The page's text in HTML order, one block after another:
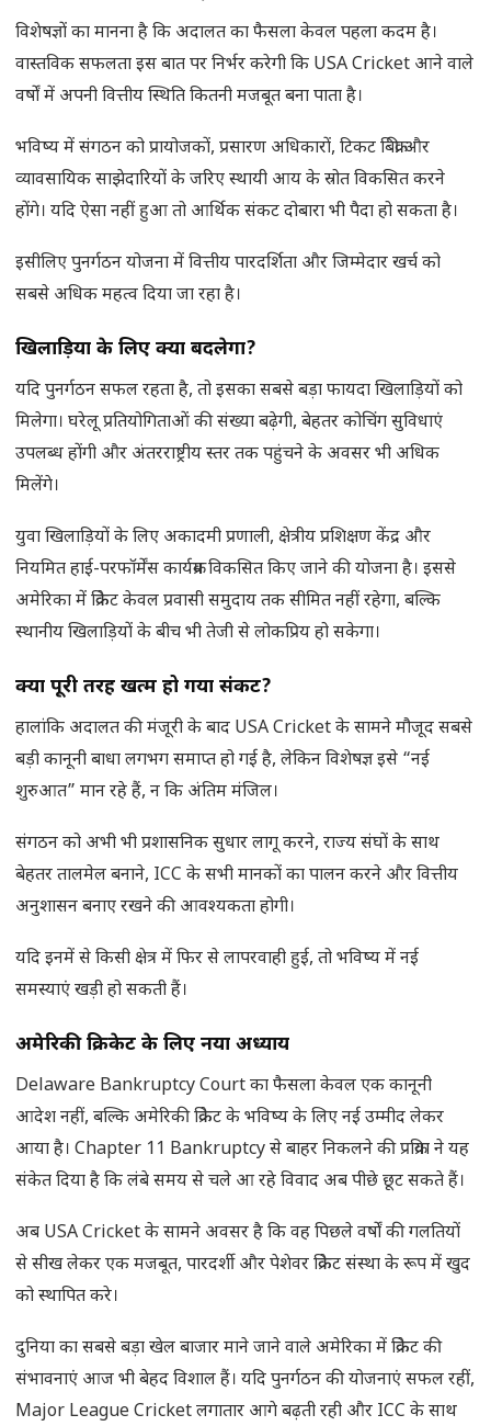
विशेषज्ञों का मानना है कि अदालत का फैसला केवल पहला कदम है।
वास्तविक सफलता इस बात पर निर्भर करेगी कि USA Cricket आने वाले
वर्षों में अपनी वित्तीय स्थिति कितनी मजबूत बना पाता है।
भविष्य में संगठन को प्रायोजकों, प्रसारण अधिकारों, टिकट बिक्री और
व्यावसायिक साझेदारियों के जरिए स्थायी आय के स्रोत विकसित करने
होंगे। यदि ऐसा नहीं हुआ तो आर्थिक संकट दोबारा भी पैदा हो सकता है।
इसीलिए पुनर्गठन योजना में वित्तीय पारदर्शिता और जिम्मेदार खर्च को
सबसे अधिक महत्व दिया जा रहा है।
खिलाड़ियों के लिए क्या बदलेगा?
यदि पुनर्गठन सफल रहता है, तो इसका सबसे बड़ा फायदा खिलाड़ियों को
मिलेगा। घरेलू प्रतियोगिताओं की संख्या बढ़ेगी, बेहतर कोचिंग सुविधाएं
उपलब्ध होंगी और अंतरराष्ट्रीय स्तर तक पहुंचने के अवसर भी अधिक
मिलेंगे।
युवा खिलाड़ियों के लिए अकादमी प्रणाली, क्षेत्रीय प्रशिक्षण केंद्र और
नियमित हाई-परफॉर्मेंस कार्यक्रम विकसित किए जाने की योजना है। इससे
अमेरिका में क्रिकेट केवल प्रवासी समुदाय तक सीमित नहीं रहेगा, बल्कि
स्थानीय खिलाड़ियों के बीच भी तेजी से लोकप्रिय हो सकेगा।
क्या पूरी तरह खत्म हो गया संकट?
हालांकि अदालत की मंजूरी के बाद USA Cricket के सामने मौजूद सबसे
बड़ी कानूनी बाधा लगभग समाप्त हो गई है, लेकिन विशेषज्ञ इसे “नई
शुरुआत” मान रहे हैं, न कि अंतिम मंजिल।
संगठन को अभी भी प्रशासनिक सुधार लागू करने, राज्य संघों के साथ
बेहतर तालमेल बनाने, ICC के सभी मानकों का पालन करने और वित्तीय
अनुशासन बनाए रखने की आवश्यकता होगी।
यदि इनमें से किसी क्षेत्र में फिर से लापरवाही हुई, तो भविष्य में नई
समस्याएं खड़ी हो सकती हैं।
अमेरिकी क्रिकेट के लिए नया अध्याय
Delaware Bankruptcy Court का फैसला केवल एक कानूनी
आदेश नहीं, बल्कि अमेरिकी क्रिकेट के भविष्य के लिए नई उम्मीद लेकर
आया है। Chapter 11 Bankruptcy से बाहर निकलने की प्रक्रिया ने यह
संकेत दिया है कि लंबे समय से चले आ रहे विवाद अब पीछे छूट सकते हैं।
अब USA Cricket के सामने अवसर है कि वह पिछले वर्षों की गलतियों
से सीख लेकर एक मजबूत, पारदर्शी और पेशेवर क्रिकेट संस्था के रूप में खुद
को स्थापित करे।
दुनिया का सबसे बड़ा खेल बाजार माने जाने वाले अमेरिका में क्रिकेट की
संभावनाएं आज भी बेहद विशाल हैं। यदि पुनर्गठन की योजनाएं सफल रहीं,
Major League Cricket लगातार आगे बढ़ती रही और ICC के साथ